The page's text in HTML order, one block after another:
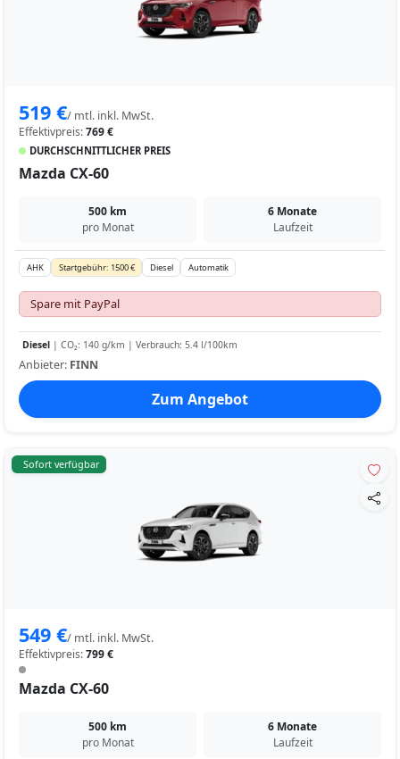
519 €/ mtl. inkl. MwSt.
Effektivpreis:769 €
DURCHSCHNITTLICHER PREIS
Mazda CX-60
500 km
pro Monat
6 Monate
Laufzeit
AHK Startgebühr: 1500 € Diesel Automatik
Spare mit PayPal
Diesel | CO₂: 140 g/km | Verbrauch: 5.4 l/100km
Anbieter: FINN
Zum Angebot
Sofort verfügbar
549 €/ mtl. inkl. MwSt.
Effektivpreis:799 €
Mazda CX-60
500 km
pro Monat
6 Monate
Laufzeit